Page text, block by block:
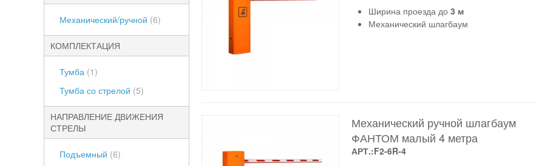
Механический/ручной (6)
КОМПЛЕКТАЦИЯ
Тумба (1)
Тумба со стрелой (5)
НАПРАВЛЕНИЕ ДВИЖЕНИЯ
СТРЕЛЫ
Подъемный (6)
Ширина проезда до 3 м
Механический шлагбаум
Механический ручной шлагбаум
ФАНТОМ малый 4 метра
АРТ.:F2-6R-4